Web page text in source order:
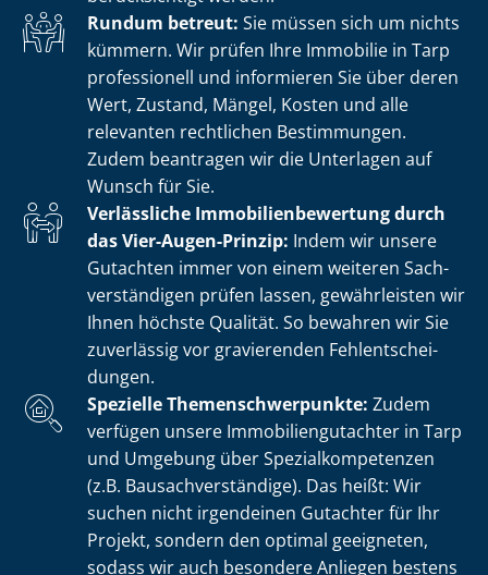
Rundum betreut: Sie müssen sich um nichts
kümmern. Wir prüfen Ihre Immobilie in Tarp
professionell und informieren Sie über deren
Wert, Zustand, Mängel, Kosten und alle
relevanten rechtlichen Bestimmungen.
Zudem beantragen wir die Unterlagen auf
Wunsch für Sie.
Verlässliche Im­mo­bi­li­en­be­wer­tung durch
das Vier-Augen-Prinzip: Indem wir unsere
Gutachten immer von einem weiteren Sach­
ver­stän­di­gen prüfen lassen, gewährleisten wir
Ihnen höchste Qualität. So bewahren wir Sie
zuverlässig vor gravierenden Fehl­ent­schei­
dun­gen.
Spezielle The­men­schwer­punk­te: Zudem
verfügen unsere Im­mo­bi­li­en­gut­ach­ter in Tarp
und Umgebung über Spe­zi­al­kom­pe­ten­zen
(z.B. Bau­sach­ver­stän­di­ge). Das heißt: Wir
suchen nicht irgendeinen Gutachter für Ihr
Projekt, sondern den optimal geeigneten,
sodass wir auch besondere Anliegen bestens